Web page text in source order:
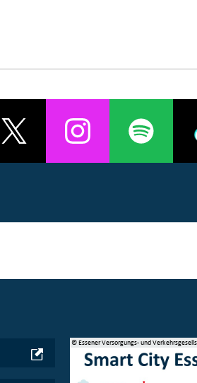
© Essener Versorgungs- und